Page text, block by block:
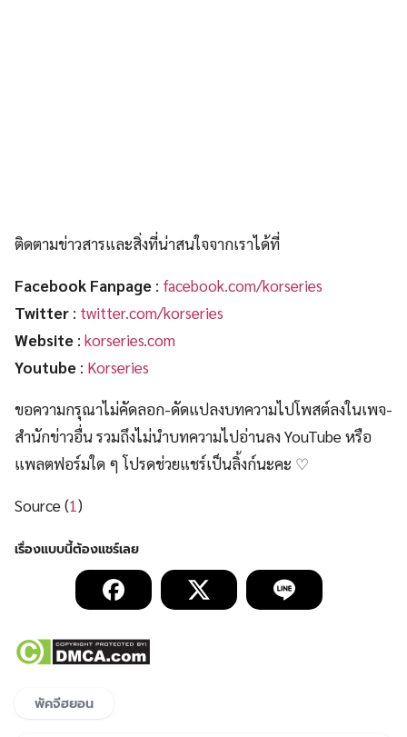
ติดตามข่าวสารและสิ่งที่น่าสนใจจากเราได้ที่
Facebook Fanpage : facebook.com/korseries
Twitter : twitter.com/korseries
Website : korseries.com
Youtube : Korseries
ขอความกรุณาไม่คัดลอก-ดัดแปลงบทความไปโพสต์ลงในเพจ-
สำนักข่าวอื่น รวมถึงไม่นำบทความไปอ่านลง YouTube หรือ
แพลตฟอร์มใด ๆ โปรดช่วยแชร์เป็นลิ้งก์นะคะ ♡
Source (1)
พัคจีฮยอน